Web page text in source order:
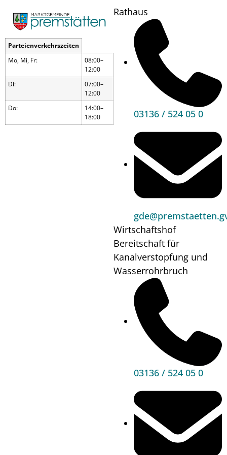
Parteienverkehrszeiten
Mo, Mi, Fr:
08:00–
12:00
Di:
07:00–
12:00
Do:
14:00–
18:00
Rathaus
03136 / 524 05 0
Wirtschaftshof
Bereitschaft für
Kanalverstopfung und
Wasserrohrbruch
03136 / 524 05 0
Mitarbeiter*in als
Schulwart*in
(m/w/d)
Sport, Freizeit & Kultur
Bildung, Kinderbetreuung & Schule
Jugend, Familie & Senior:innen
Kontakt
gde@premstaetten.gv.at
Hauptplatz 1, 8141 Premstätten
Hilfreiches